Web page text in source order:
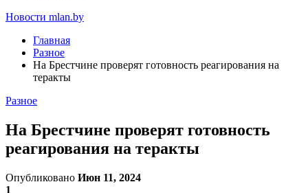
Новости mlan.by
Главная
Разное
На Брестчине проверят готовность реагирования на
теракты
Разное
На Брестчине проверят готовность
реагирования на теракты
Опубликовано Июн 11, 2024
1